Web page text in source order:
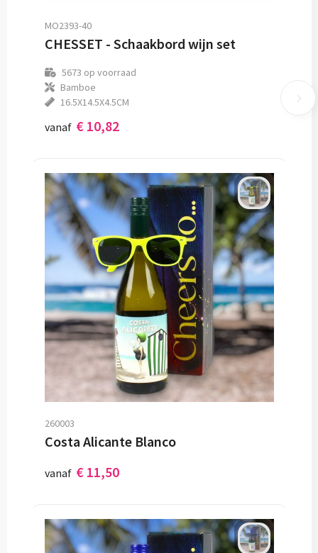
MO2393-40
CHESSET - Schaakbord wijn set
5673 op voorraad
Bamboe
16.5X14.5X4.5CM
vanaf € 10,82
260003
Costa Alicante Blanco
vanaf € 11,50